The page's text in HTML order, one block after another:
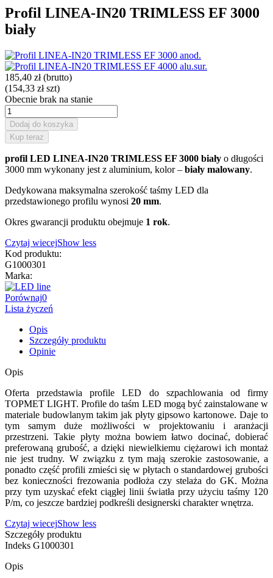
Profil LINEA-IN20 TRIMLESS EF 3000
biały
185,40 zł (brutto)
(154,33 zł szt)
Obecnie brak na stanie
Dodaj do koszyka
Kup teraz
profil LED LINEA-IN20 TRIMLESS EF 3000 biały o długości
3000 mm wykonany jest z aluminium, kolor – biały malowany.
Dedykowana maksymalna szerokość taśmy LED dla
przedstawionego profilu wynosi 20 mm.
Okres gwarancji produktu obejmuje 1 rok.
Czytaj wiecejShow less
Kod produktu:
G1000301
Marka:
Porównaj0
Lista życzeń
Opis
Szczegóły produktu
Opinie
Opis
Oferta przedstawia profile LED do szpachlowania od firmy
TOPMET LIGHT. Profile do taśm LED mogą być zainstalowane w
materiale budowlanym takim jak płyty gipsowo kartonowe. Daje to
tym samym duże możliwości w projektowaniu i aranżacji
przestrzeni. Takie płyty można bowiem łatwo docinać, dobierać
preferowaną grubość, a dzięki niewielkiemu ciężarowi ich montaż
nie jest trudny. W związku z tym mają szerokie zastosowanie, a
ponadto część profili zmieści się w płytach o standardowej grubości
bez konieczności frezowania podłoża czy stelaża do GK. Można
przy tym uzyskać efekt ciągłej linii światła przy użyciu taśmy 120
P/m, co jeszcze bardziej podkreśli designerski charakter wnętrza.
Czytaj wiecejShow less
Szczegóły produktu
Indeks G1000301
Opis